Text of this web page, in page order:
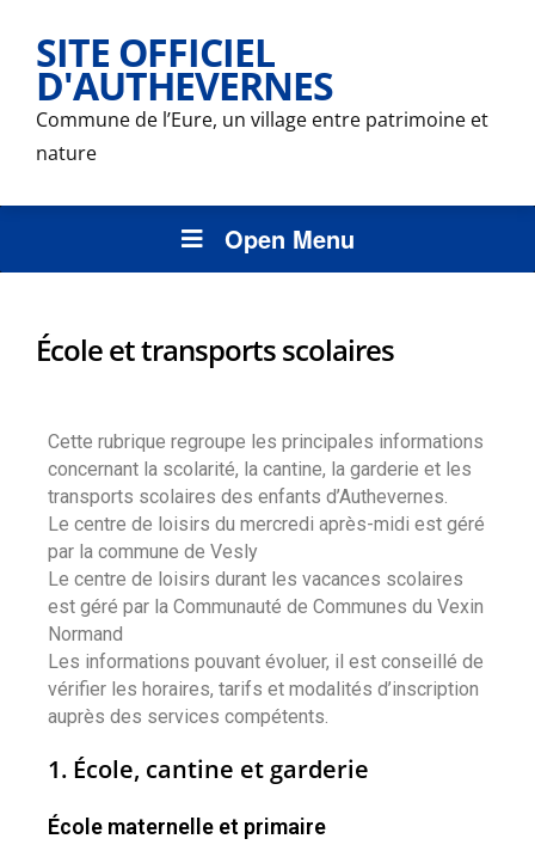
SITE OFFICIEL
D'AUTHEVERNES
Commune de l’Eure, un village entre patrimoine et
nature
Open Menu
École et transports scolaires
Cette rubrique regroupe les principales informations
concernant la scolarité, la cantine, la garderie et les
transports scolaires des enfants d’Authevernes.
Le centre de loisirs du mercredi après-midi est géré
par la commune de Vesly
Le centre de loisirs durant les vacances scolaires
est géré par la Communauté de Communes du Vexin
Normand
Les informations pouvant évoluer, il est conseillé de
vérifier les horaires, tarifs et modalités d’inscription
auprès des services compétents.
1. École, cantine et garderie
École maternelle et primaire